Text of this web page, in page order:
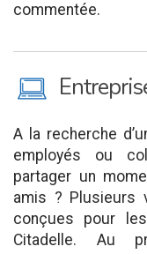
commentée.
M
A la recherche
employés ou
partager un
amis ? Plusieurs
conçues pour
Citadelle. Au